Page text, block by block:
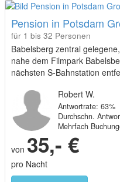
Pension in Potsdam
für 1 bis 32 Personen
Babelsberg zentral
nahe dem Filmpark
nächsten S-Bahnstation
Robert W.
Antwortrate: 63%
Durchschn.
Mehrfach
von 35,- €
pro Nacht